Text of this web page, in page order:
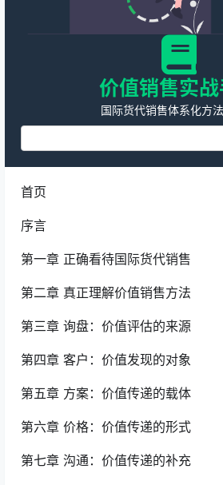
价值销售实
国际货代销售体系化方
首页
序言
第一章 正确看待国际货代销售
第二章 真正理解价值销售方法
第三章 询盘：价值评估的来源
第四章 客户：价值发现的对象
第五章 方案：价值传递的载体
第六章 价格：价值传递的形式
第七章 沟通：价值传递的补充